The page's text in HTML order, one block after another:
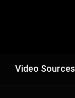
Video Sources